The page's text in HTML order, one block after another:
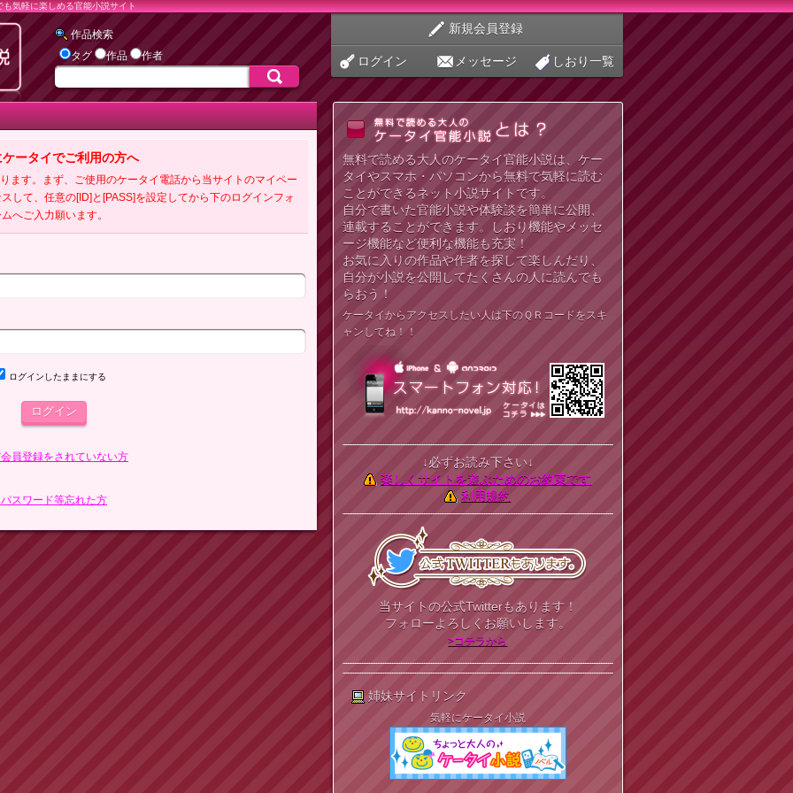
気軽に楽しめる官能小説サイト
作品検索
タグ
作品 作者
新規会員登録
ログイン メッセージ しおり一覧
ータイでご利用の方へ
ます。まず、ご使用のケータイ電話から当サイトのマイペー
して、任意の[ID]と[PASS]を設定してから下のログインフォ
へご入力願います。
ログインしたままにする
員登録をされていない方
スワード等忘れた方
無料で読める大人のケータイ官能小説は、ケー
タイやスマホ・パソコンから無料で気軽に読む
ことができるネット小説サイトです。
自分で書いた官能小説や体験談を簡単に公開、
連載することができます。しおり機能やメッセ
ージ機能など便利な機能も充実！
お気に入りの作品や作者を探して楽しんだり、
自分が小説を公開してたくさんの人に読んでも
らおう！
ケータイからアクセスしたい人は下のＱＲコードをスキ
ャンしてね！！
↓必ずお読み下さい↓
楽しくサイトを遊ぶためのお約束です
利用規約
当サイトの公式Twitterもあります！
フォローよろしくお願いします。
>コチラから
姉妹サイトリンク
気軽にケータイ小説